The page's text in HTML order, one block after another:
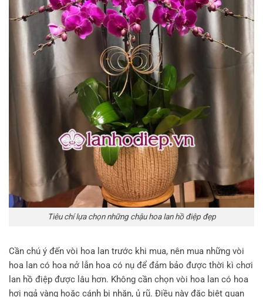
Tiêu chí lựa chọn những chậu hoa lan hồ điệp đẹp
Cần chú ý đến vòi hoa lan trước khi mua, nên mua những vòi
hoa lan có hoa nở lẫn hoa có nụ để đảm bảo được thời kì chơi
lan hồ điệp được lâu hơn. Không cần chọn vòi hoa lan có hoa
hơi ngả vàng hoặc cánh bị nhăn, ủ rũ. Điều này đặc biệt quan